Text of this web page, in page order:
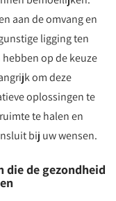
aan de omvang en
ligging ten
op de keuze
om deze
oplossingen te
te halen en
bij uw wensen.
die de gezondheid